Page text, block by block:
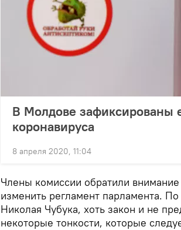
В Молдове зафиксированы
коронавируса
8 апреля 2020, 11:04
Члены комиссии обратили
изменить регламент парламента.
Николая Чубука, хоть закон и не
некоторые тонкости, которые